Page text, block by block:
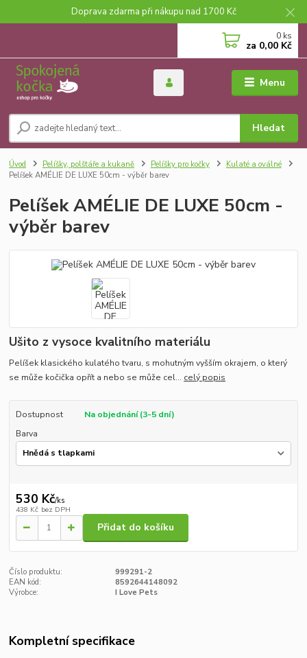
Doprava zdarma při nákupu nad 1700 Kč
Menu
Hledat
0 ks
za 0,00 Kč
Úvod Pelíšky, polštáře a kukaně Pelíšky pro kočky
Kulaté a oválné
Pelíšek AMÉLIE DE LUXE 50cm - výběr barev
Pelíšek AMÉLIE DE LUXE 50cm -
výběr barev
Ušito z vysoce kvalitního materiálu
Pelíšek klasického kulatého tvaru, s mohutným vyšším okrajem, o který
se může kočička opřít a nebo se může cel... celý popis
Dostupnost
Na objednání (3-5 dní)
Barva
530 Kč/ks
438 Kč bez DPH
Přidat do košíku
Číslo produktu:
999291-2
EAN kód:
8592644148092
Výrobce:
I Love Pets
Kompletní specifikace